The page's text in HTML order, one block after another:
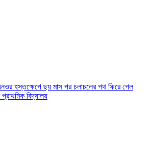
হস্তক্ষেপে ছয় মাস পর চলাচলের পথ ফিরে পেল
প্রাথমিক বিদ্যালয়